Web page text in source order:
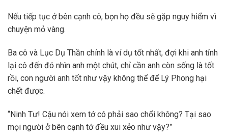
Nếu tiếp tục ở bên cạnh cô, bọn họ đều sẽ gặp nguy hiểm vì
chuyện mỏ vàng.
Ba cô và Lục Dụ Thần chính là ví dụ tốt nhất, đợi khi anh tỉnh
lại cô đến đó nhìn anh một chút, chỉ cần anh còn sống là tốt
rồi, con người anh tốt như vậy không thể để Lý Phong hại
chết được.
“Ninh Tư! Cậu nói xem tớ có phải sao chổi không? Tại sao
mọi người ở bên cạnh tớ đều xui xẻo như vậy?”